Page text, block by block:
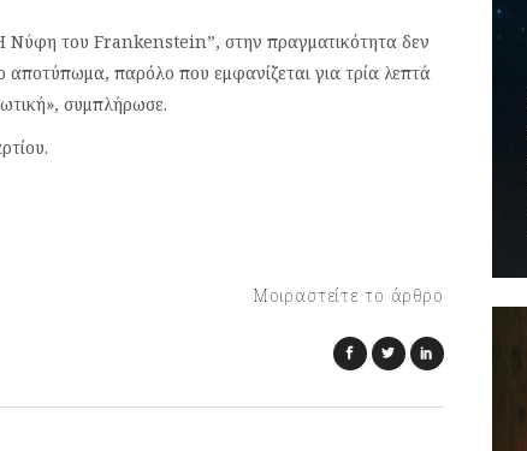
Νύφη του Frankenstein”, στην πραγματικότητα δεν
παρόλο που εμφανίζεται για τρία λεπτά
συμπλήρωσε.
Μοιραστείτε το άρθρο